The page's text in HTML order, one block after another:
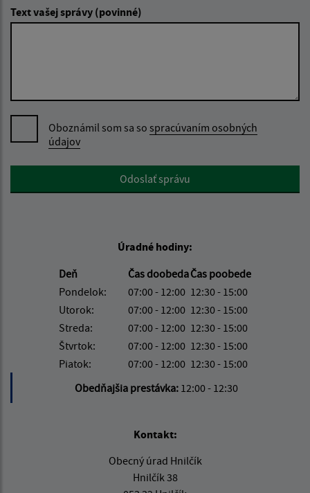
Text vašej správy (povinné)
Oboznámil som sa so spracúvaním osobných
údajov
Google reCaptcha ResponseOdoslať správu
Úradné hodiny:
Deň
Čas doobedaČas poobede
Pondelok:
07:00 - 12:00 12:30 - 15:00
Utorok:
07:00 - 12:00 12:30 - 15:00
Streda:
07:00 - 12:00 12:30 - 15:00
Štvrtok:
07:00 - 12:00 12:30 - 15:00
Piatok:
07:00 - 12:00 12:30 - 15:00
Obedňajšia prestávka: 12:00 - 12:30
Kontakt:
Obecný úrad Hnilčík
Hnilčík 38